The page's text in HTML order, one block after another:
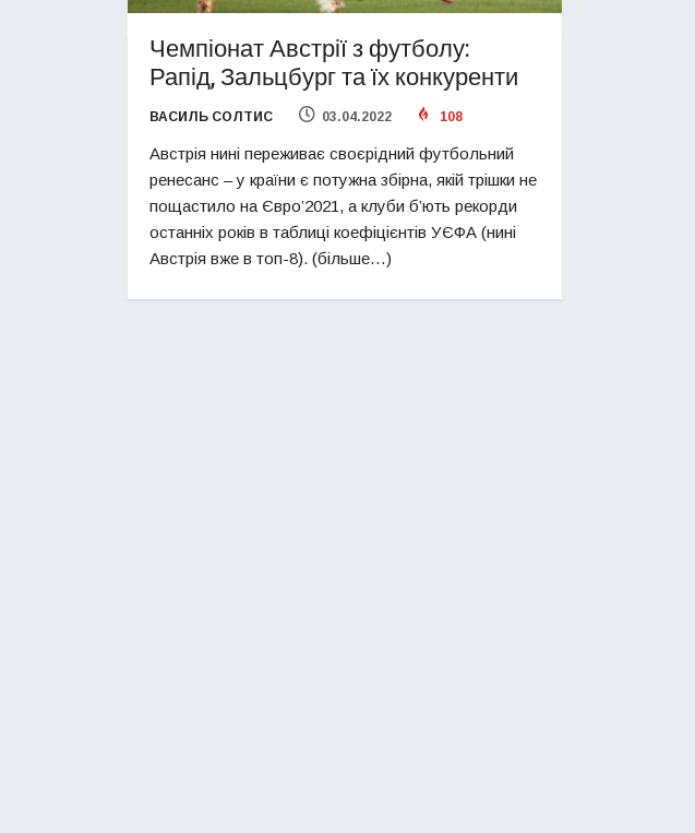
Чемпіонат Австрії з футболу:
Рапід, Зальцбург та їх конкуренти
ВАСИЛЬ СОЛТИС 03.04.2022 108
Австрія нині переживає своєрідний футбольний
ренесанс – у країни є потужна збірна, якій трішки не
пощастило на Євро’2021, а клуби б’ють рекорди
останніх років в таблиці коефіцієнтів УЄФА (нині
Австрія вже в топ-8). (більше…)